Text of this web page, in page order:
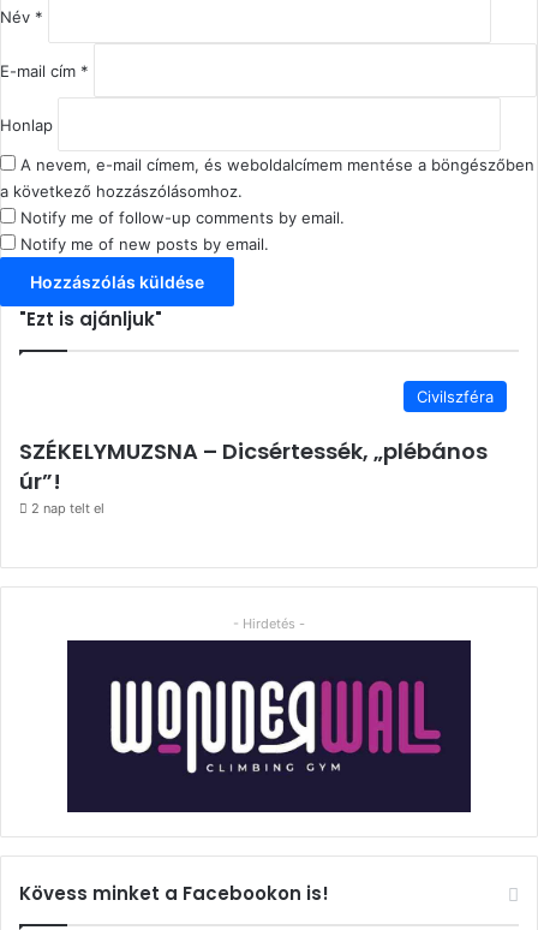
sNév *
E-mail cím *
Honlap
A nevem, e-mail címem, és weboldalcímem mentése a böngészőben
a következő hozzászólásomhoz.
Notify me of follow-up comments by email.
Notify me of new posts by email.
"Ezt is ajánljuk"
Civilszféra
SZÉKELYMUZSNA – Dicsértessék, „plébános
úr”!
2 nap telt el
- Hirdetés -
Kövess minket a Facebookon is!